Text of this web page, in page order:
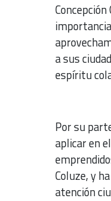
a sus
espíritu
Por su
aplicar en
Coluze, y
atención